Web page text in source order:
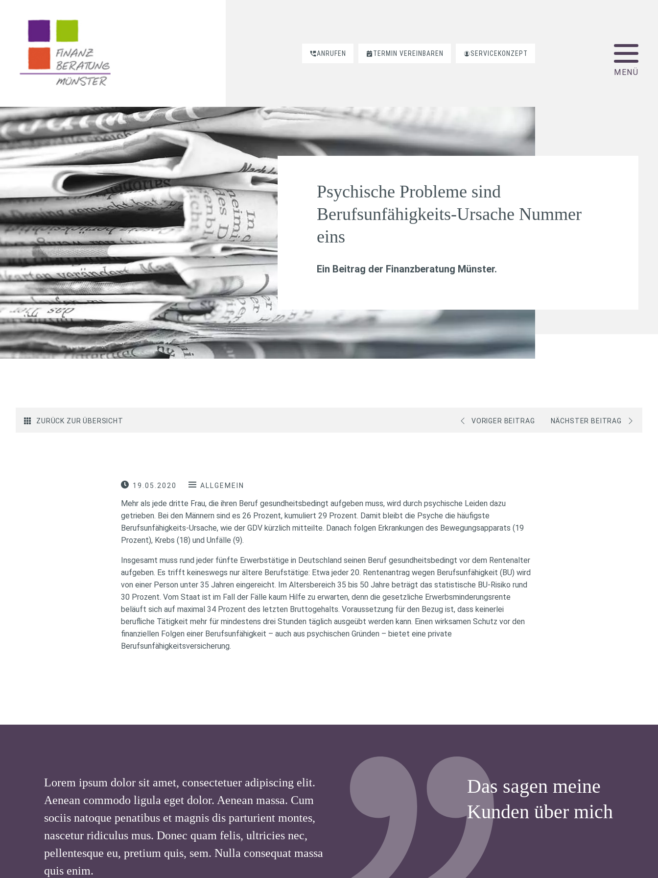
ANRUFEN TERMIN VEREINBAREN SERVICEKONZEPT
Psychische Probleme sind
Berufsunfähigkeits-Ursache Nummer
eins
Ein Beitrag der Finanzberatung Münster.
ZURÜCK ZUR ÜBERSICHT VORIGER BEITRAG NÄCHSTER BEITRAG
19.05.2020 ALLGEMEIN
Mehr als jede dritte Frau, die ihren Beruf gesundheitsbedingt aufgeben muss, wird durch psychische Leiden dazu
getrieben. Bei den Männern sind es 26 Prozent, kumuliert 29 Prozent. Damit bleibt die Psyche die häufigste
Berufsunfähigkeits-Ursache, wie der GDV kürzlich mitteilte. Danach folgen Erkrankungen des Bewegungsapparats (19
Prozent), Krebs (18) und Unfälle (9).
Insgesamt muss rund jeder fünfte Erwerbstätige in Deutschland seinen Beruf gesundheitsbedingt vor dem Rentenalter
aufgeben. Es trifft keineswegs nur ältere Berufstätige: Etwa jeder 20. Rentenantrag wegen Berufsunfähigkeit (BU) wird
von einer Person unter 35 Jahren eingereicht. Im Altersbereich 35 bis 50 Jahre beträgt das statistische BU-Risiko rund
30 Prozent. Vom Staat ist im Fall der Fälle kaum Hilfe zu erwarten, denn die gesetzliche Erwerbsminderungsrente
beläuft sich auf maximal 34 Prozent des letzten Bruttogehalts. Voraussetzung für den Bezug ist, dass keinerlei
berufliche Tätigkeit mehr für mindestens drei Stunden täglich ausgeübt werden kann. Einen wirksamen Schutz vor den
finanziellen Folgen einer Berufsunfähigkeit – auch aus psychischen Gründen – bietet eine private
Berufsunfähigkeitsversicherung.
Das sagen meine
Kunden über mich
Lorem ipsum dolor sit amet, consectetuer adipiscing elit.
Aenean commodo ligula eget dolor. Aenean massa. Cum
sociis natoque penatibus et magnis dis parturient montes,
nascetur ridiculus mus. Donec quam felis, ultricies nec,
pellentesque eu, pretium quis, sem. Nulla consequat massa
quis enim.